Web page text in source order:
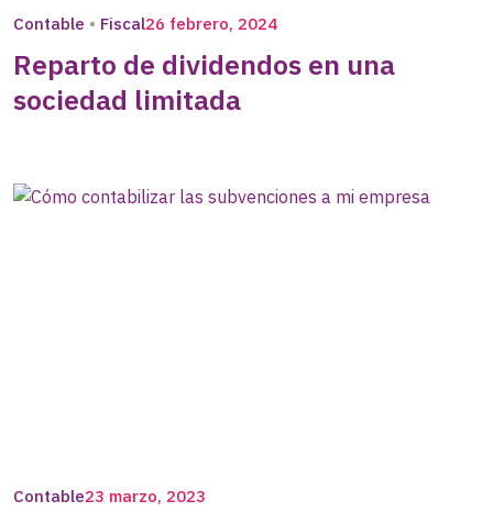
Contable Fiscal26 febrero, 2024
Reparto de dividendos en una
sociedad limitada
Contable23 marzo, 2023